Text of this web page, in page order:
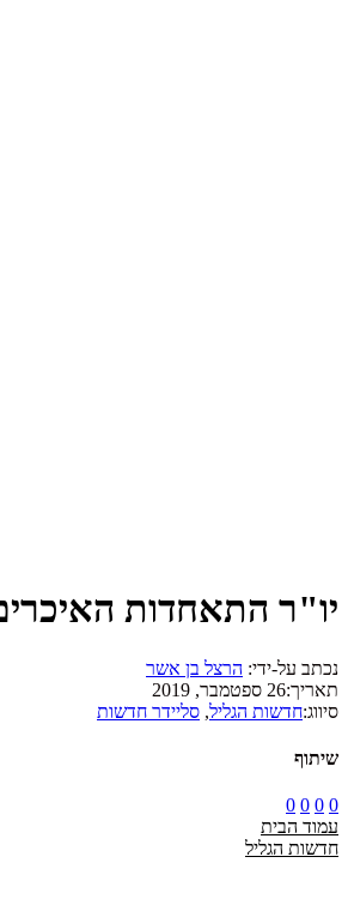
יו"ר התאחדות
נכתב על-ידי: הרצל בן אשר
תאריך:26 ספטמבר, 2019
סיווג:חדשות הגליל, סליידר חדשות
שיתוף
0
0
0
0
עמוד הבית
חדשות הגליל